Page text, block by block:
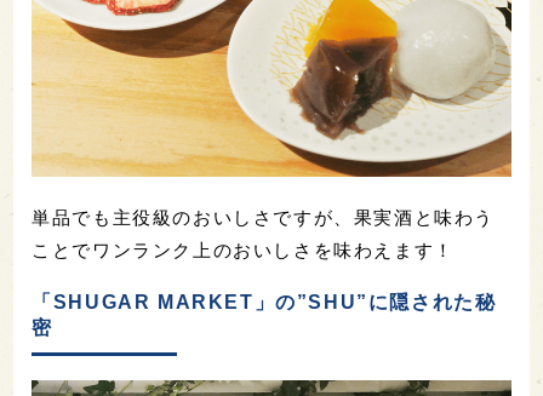
単品でも主役級のおいしさですが、果実酒と味わう
ことでワンランク上のおいしさを味わえます！
「SHUGAR MARKET」の”SHU”に隠された秘
密